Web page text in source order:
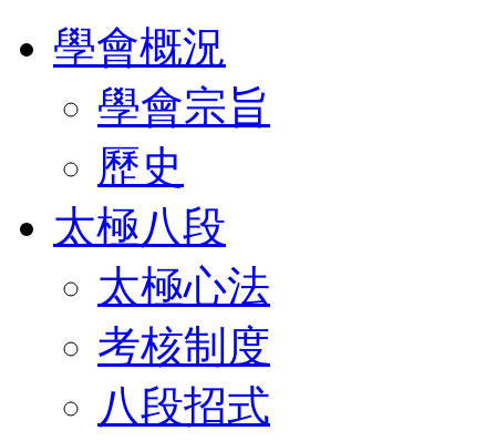
學會概況
學會宗旨
歷史
太極八段
太極心法
考核制度
八段招式